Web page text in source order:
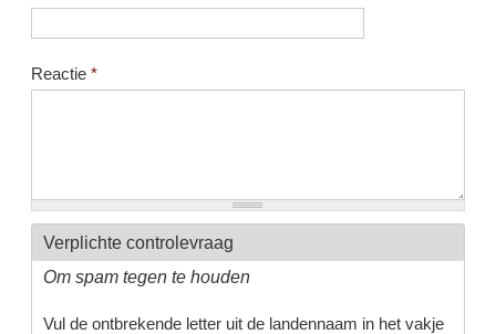
Reactie *
Verplichte controlevraag
Om spam tegen te houden
Vul de ontbrekende letter uit de landennaam in het vakje